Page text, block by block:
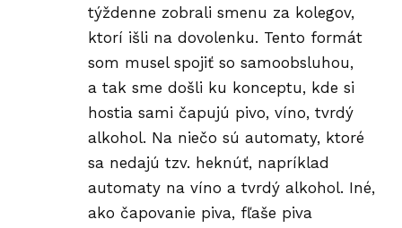
týždenne zobrali smenu za kolegov,
ktorí išli na dovolenku. Tento formát
som musel spojiť so samoobsluhou,
a tak sme došli ku konceptu, kde si
hostia sami čapujú pivo, víno, tvrdý
alkohol. Na niečo sú automaty, ktoré
sa nedajú tzv. heknúť, napríklad
automaty na víno a tvrdý alkohol. Iné,
ako čapovanie piva, fľaše piva